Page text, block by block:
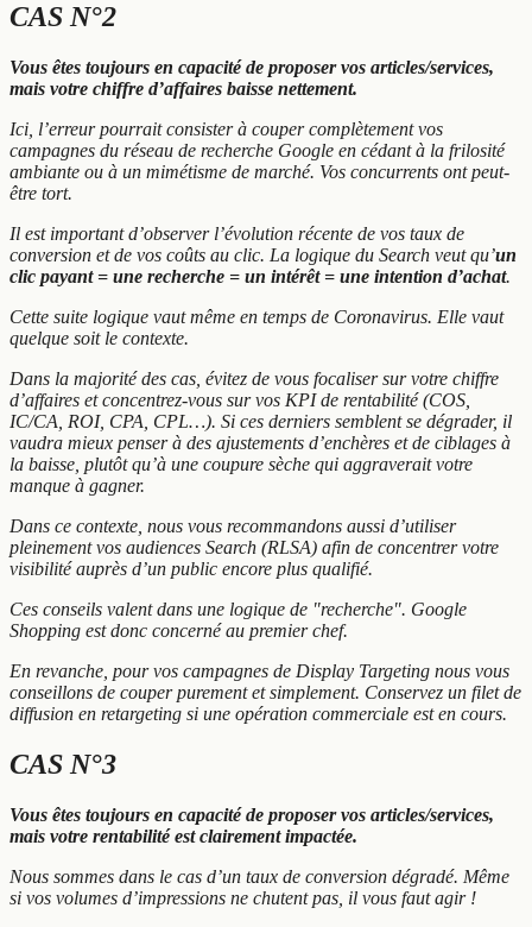
CAS N°2
Vous êtes toujours en capacité de proposer vos articles/services,
mais votre chiffre d’affaires baisse nettement.
Ici, l’erreur pourrait consister à couper complètement vos
campagnes du réseau de recherche Google en cédant à la frilosité
ambiante ou à un mimétisme de marché. Vos concurrents ont peut-
être tort.
Il est important d’observer l’évolution récente de vos taux de
conversion et de vos coûts au clic. La logique du Search veut qu’un
clic payant = une recherche = un intérêt = une intention d’achat.
Cette suite logique vaut même en temps de Coronavirus. Elle vaut
quelque soit le contexte.
Dans la majorité des cas, évitez de vous focaliser sur votre chiffre
d’affaires et concentrez-vous sur vos KPI de rentabilité (COS,
IC/CA, ROI, CPA, CPL…). Si ces derniers semblent se dégrader, il
vaudra mieux penser à des ajustements d’enchères et de ciblages à
la baisse, plutôt qu’à une coupure sèche qui aggraverait votre
manque à gagner.
Dans ce contexte, nous vous recommandons aussi d’utiliser
pleinement vos audiences Search (RLSA) afin de concentrer votre
visibilité auprès d’un public encore plus qualifié.
Ces conseils valent dans une logique de "recherche". Google
Shopping est donc concerné au premier chef.
En revanche, pour vos campagnes de Display Targeting nous vous
conseillons de couper purement et simplement. Conservez un filet de
diffusion en retargeting si une opération commerciale est en cours.
CAS N°3
Vous êtes toujours en capacité de proposer vos articles/services,
mais votre rentabilité est clairement impactée.
Nous sommes dans le cas d’un taux de conversion dégradé. Même
si vos volumes d’impressions ne chutent pas, il vous faut agir !